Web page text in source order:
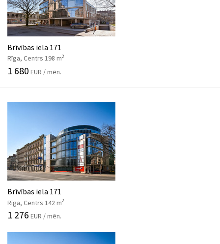
Brīvības iela 171
Rīga, Centrs 198 m2
1 680 EUR / mēn.
Brīvības iela 171
Rīga, Centrs 142 m2
1 276 EUR / mēn.